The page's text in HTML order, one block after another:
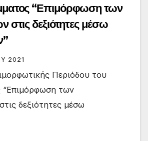
“Επιμόρφωση των
στις δεξιότητες μέσω
2021
Περιόδου του
των
δεξιότητες μέσω